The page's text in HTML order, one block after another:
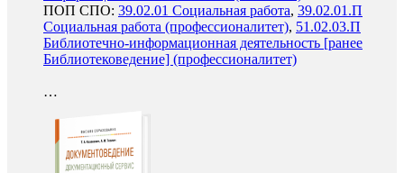
ПОП СПО: 39.02.01 Социальная работа, 39.02.01.П
Социальная работа (профессионалитет), 51.02.03.П
Библиотечно-информационная деятельность [ранее
Библиотековедение] (профессионалитет)
…